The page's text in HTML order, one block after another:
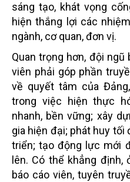
sáng tạo, khát vọng
hiện thắng lợi các
ngành, cơ quan, đơn vị.
Quan trọng hơn, đội
viên phải góp phần
về quyết tâm của
trong việc hiện thực
nhanh, bền vững; xây
gia hiện đại; phát huy
triển; tạo động lực mới
lên. Có thể khẳng định,
báo cáo viên, tuyên